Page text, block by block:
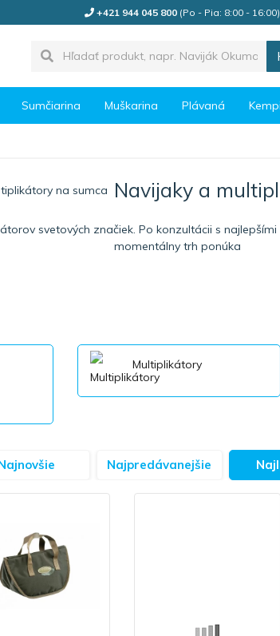
+421 944 045 800 (Po - Pia: 8:00 - 16:00)
Sumčiarina Muškarina Plávaná
Navijaky a
svetových značiek. Po konzultácii s
momentálny trh ponúka
Multiplikátory
Najpredávanejšie